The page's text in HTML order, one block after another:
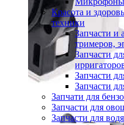
Красота и
техники
Запчасти и
тримеров,
Запчасти
Запчасти
Запчасти
Запчати для
Запчасти для
Запчасти для